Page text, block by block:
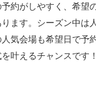
約がしやすく、希望
ます。シーズン中は
気会場も希望日で予
叶えるチャンスです！